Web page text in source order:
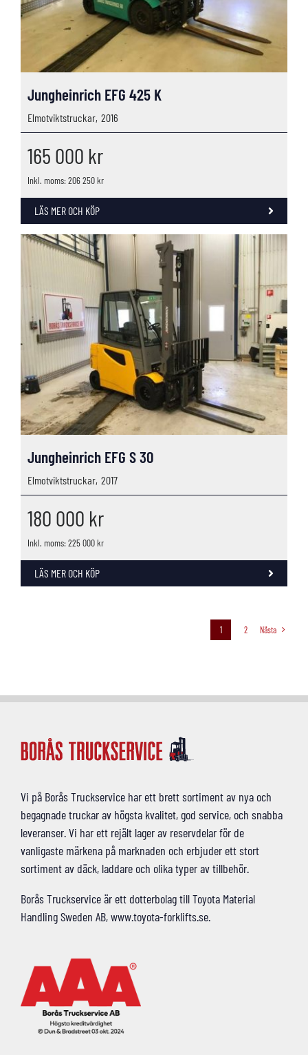
Jungheinrich EFG 425 K
Elmotviktstruckar, 2016
165 000 kr
Inkl. moms: 206 250 kr
LÄS MER OCH KÖP
Jungheinrich EFG S 30
Elmotviktstruckar, 2017
180 000 kr
Inkl. moms: 225 000 kr
LÄS MER OCH KÖP
1 2 Nästa
Vi på Borås Truckservice har ett brett sortiment av nya och
begagnade truckar av högsta kvalitet, god service, och snabba
leveranser. Vi har ett rejält lager av reservdelar för de
vanligaste märkena på marknaden och erbjuder ett stort
sortiment av däck, laddare och olika typer av tillbehör.
Borås Truckservice är ett dotterbolag till Toyota Material
Handling Sweden AB, www.toyota-forklifts.se.